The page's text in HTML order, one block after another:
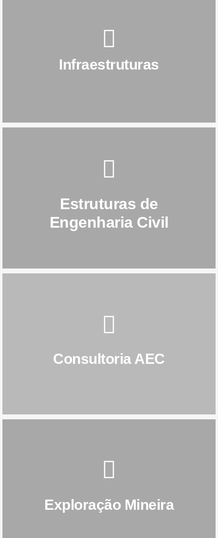
Infraestruturas
Infraestruturas
Estruturas de
Engenharia Civil
Estruturas de Engenharia
Civil
SAIBA MAIS
Consultoria AEC
Consultoria AEC
SAIBA MAIS
Exploração Mineira
Exploração Mineira
SAIBA MAIS